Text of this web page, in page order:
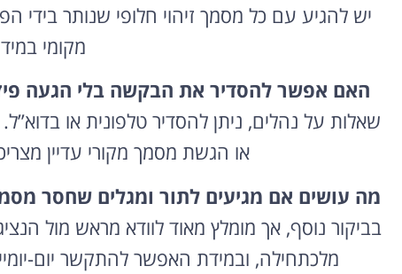
יש להגיע עם כל מסמך זיהוי חלופי שנותר בידי
מקומי
האם אפשר להסדיר את הבקשה בלי הגעה
שאלות על נהלים, ניתן להסדיר טלפונית או
או הגשת מסמך מקורי עדיין
מה עושים אם מגיעים לתור ומגלים שחסר
בביקור נוסף, אך מומלץ מאוד לוודא מראש מול
מלכתחילה, ובמידת האפשר להתקשר יום-